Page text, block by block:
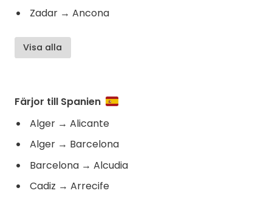
Zadar → Ancona
Visa alla
Färjor till Spanien
Alger → Alicante
Alger → Barcelona
Barcelona → Alcudia
Cadiz → Arrecife